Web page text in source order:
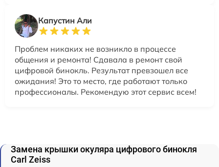
Капустин Али
Проблем никаких не возникло в процессе
общения и ремонта! Сдавала в ремонт свой
цифровой бинокль. Результат превзошел все
ожидания! Это то место, где работают только
профессионалы. Рекомендую этот сервис всем!
Замена крышки окуляра цифрового бинокля
Carl Zeiss